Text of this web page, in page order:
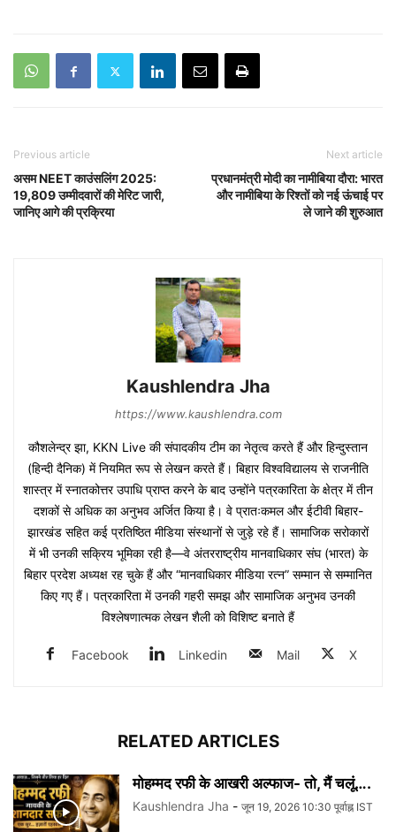
Previous article
असम NEET काउंसलिंग 2025:
19,809 उम्मीदवारों की मेरिट जारी,
जानिए आगे की प्रक्रिया
Next article
प्रधानमंत्री मोदी का नामीबिया दौरा: भारत
और नामीबिया के रिश्तों को नई ऊंचाई पर
ले जाने की शुरुआत
Kaushlendra Jha
https://www.kaushlendra.com
कौशलेन्द्र झा, KKN Live की संपादकीय टीम का नेतृत्व करते हैं और हिन्दुस्तान
(हिन्दी दैनिक) में नियमित रूप से लेखन करते हैं। बिहार विश्वविद्यालय से राजनीति
शास्त्र में स्नातकोत्तर उपाधि प्राप्त करने के बाद उन्होंने पत्रकारिता के क्षेत्र में तीन
दशकों से अधिक का अनुभव अर्जित किया है। वे प्रातःकमल और ईटीवी बिहार-
झारखंड सहित कई प्रतिष्ठित मीडिया संस्थानों से जुड़े रहे हैं। सामाजिक सरोकारों
में भी उनकी सक्रिय भूमिका रही है—वे अंतरराष्ट्रीय मानवाधिकार संघ (भारत) के
बिहार प्रदेश अध्यक्ष रह चुके हैं और “मानवाधिकार मीडिया रत्न” सम्मान से सम्मानित
किए गए हैं। पत्रकारिता में उनकी गहरी समझ और सामाजिक अनुभव उनकी
विश्लेषणात्मक लेखन शैली को विशिष्ट बनाते हैं
Facebook Linkedin Mail X
RELATED ARTICLES
मोहम्मद रफी के आखरी अल्फाज- तो, मैं चलूं….
Kaushlendra Jha - जून 19, 2026 10:30 पूर्वाह्न IST